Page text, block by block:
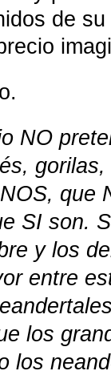
de
NO
que
SI son.
y los
entre
los
los